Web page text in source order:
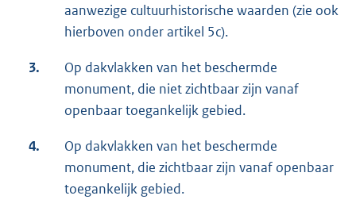
aanwezige cultuurhistorische waarden (zie ook
hierboven onder artikel 5c).
3.
Op dakvlakken van het beschermde
monument, die niet zichtbaar zijn vanaf
openbaar toegankelijk gebied.
4.
Op dakvlakken van het beschermde
monument, die zichtbaar zijn vanaf openbaar
toegankelijk gebied.